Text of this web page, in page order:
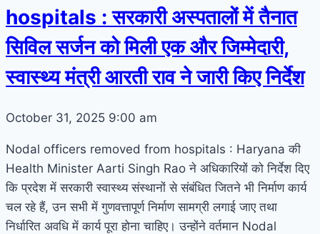
hospitals : सरकारी अस्पतालों में तैनात
सिविल सर्जन को मिली एक और जिम्मेदारी,
स्वास्थ्य मंत्री आरती राव ने जारी किए निर्देश
October 31, 2025 9:00 am
Nodal officers removed from hospitals : Haryana की
Health Minister Aarti Singh Rao ने अधिकारियों को निर्देश दिए
कि प्रदेश में सरकारी स्वास्थ्य संस्थानों से संबंधित जितने भी निर्माण कार्य
चल रहे हैं, उन सभी में गुणवत्तापूर्ण निर्माण सामग्री लगाई जाए तथा
निर्धारित अवधि में कार्य पूरा होना चाहिए। उन्होंने वर्तमान Nodal